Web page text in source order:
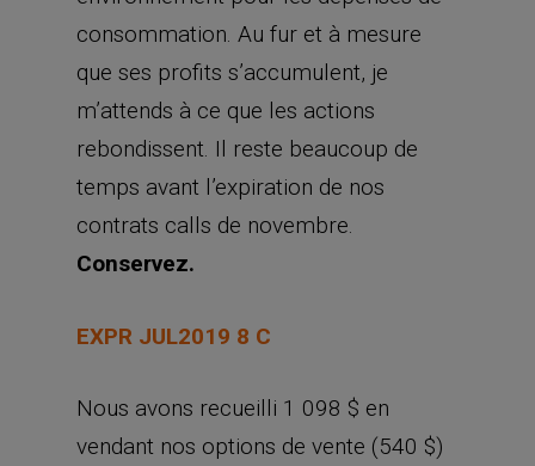
consommation. Au fur et à mesure
que ses profits s’accumulent, je
m’attends à ce que les actions
rebondissent. Il reste beaucoup de
temps avant l’expiration de nos
contrats calls de novembre.
Conservez.
EXPR JUL2019 8 C
Nous avons recueilli 1 098 $ en
vendant nos options de vente (540 $)